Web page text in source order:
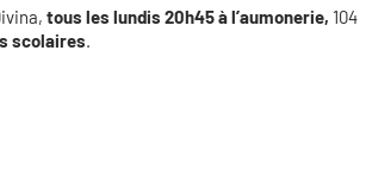
tous les lundis 20h45 à l’aumonerie, 104
scolaires.